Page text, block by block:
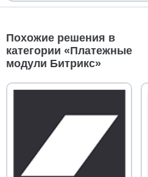
Похожие решения в
категории «Платежные
модули Битрикс»